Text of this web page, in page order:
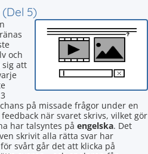
5)
och
sig att
på missade frågor under en
när svaret skrivs, vilket gör
har talsyntes på engelska. Det
skrivit alla rätta svar har
svårt går det att klicka på